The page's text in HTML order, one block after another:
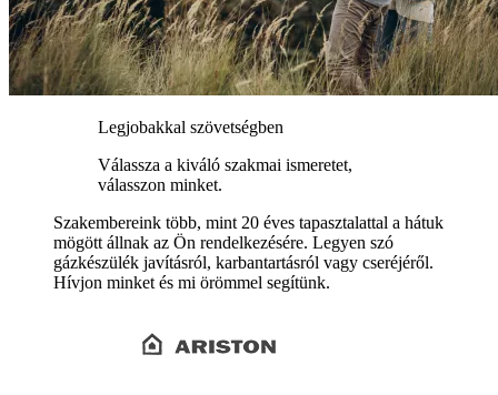
Legjobakkal szövetségben
Válassza a kiváló szakmai ismeretet,
válasszon minket.
Szakembereink több, mint 20 éves tapasztalattal a hátuk
mögött állnak az Ön rendelkezésére. Legyen szó
gázkészülék javításról, karbantartásról vagy cseréjéről.
Hívjon minket és mi örömmel segítünk.